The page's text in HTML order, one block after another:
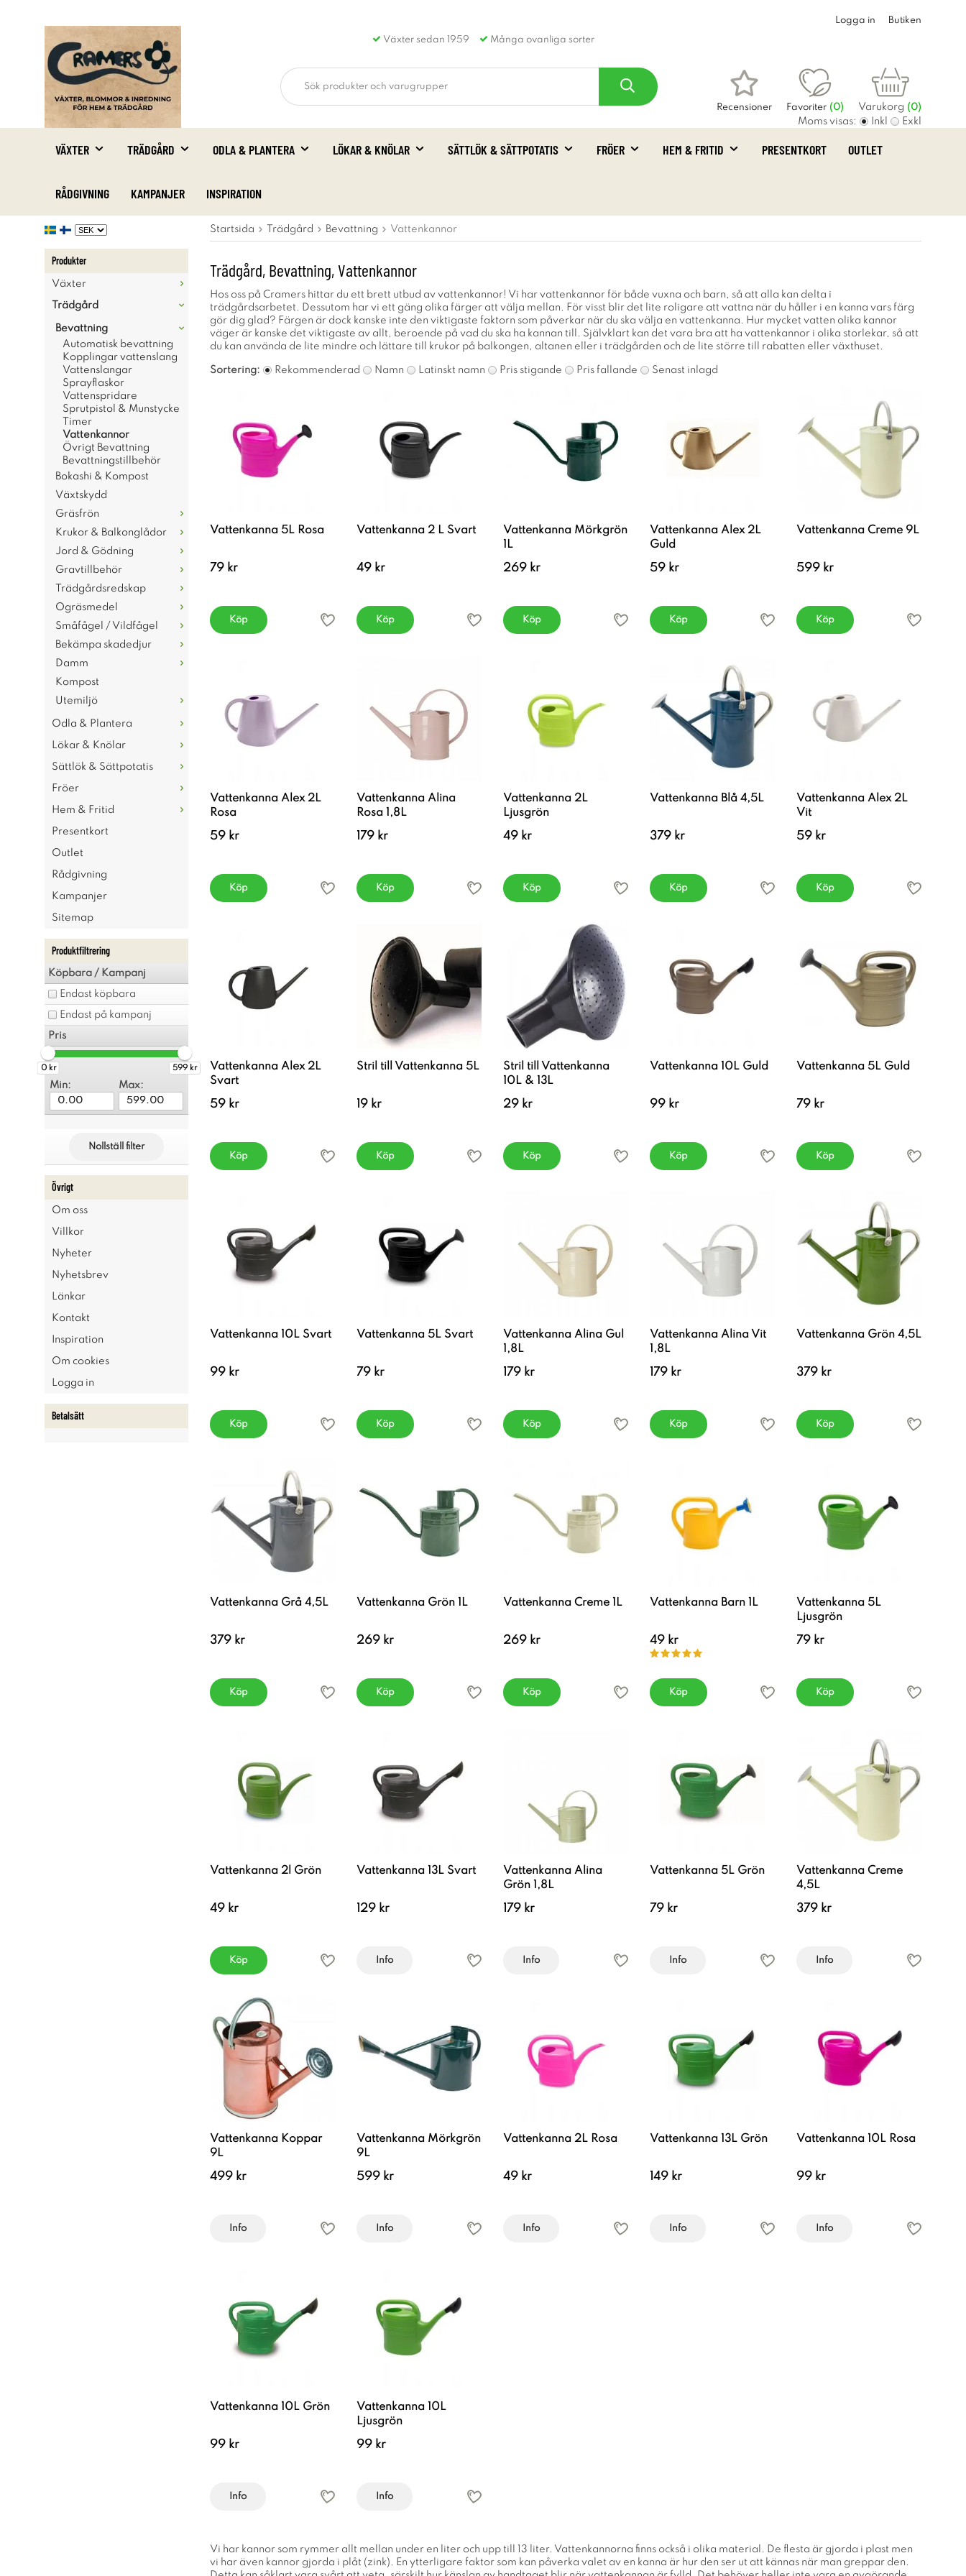
Växter sedan 1959 Många ovanliga sorter
Logga in Butiken
Recensioner Favoriter (0) Varukorg (0)
Moms visas: Inkl Exkl
VÄXTER TRÄDGÅRD ODLA & PLANTERA LÖKAR & KNÖLAR SÄTTLÖK & SÄTTPOTATIS FRÖER HEM & FRITID PRESENTKORT OUTLET
RÅDGIVNING KAMPANJER INSPIRATION
Produkter
Växter
Trädgård
Bevattning
Automatisk bevattning
Kopplingar vattenslang
Vattenslangar
Sprayflaskor
Vattenspridare
Sprutpistol & Munstycke
Timer
Vattenkannor
Övrigt Bevattning
Bevattningstillbehör
Bokashi & Kompost
Växtskydd
Gräsfrön
Krukor & Balkonglådor
Jord & Gödning
Gravtillbehör
Trädgårdsredskap
Ogräsmedel
Småfågel / Vildfågel
Bekämpa skadedjur
Damm
Kompost
Utemiljö
Odla & Plantera
Lökar & Knölar
Sättlök & Sättpotatis
Fröer
Hem & Fritid
Presentkort
Outlet
Rådgivning
Kampanjer
Sitemap
Produktfiltrering
Köpbara / Kampanj
Endast köpbara
Endast på kampanj
Pris
0 kr 599 kr
Min: Max:
Nollställ filter
Övrigt
Om oss
Villkor
Nyheter
Nyhetsbrev
Länkar
Kontakt
Inspiration
Om cookies
Logga in
Betalsätt
Startsida Trädgård Bevattning Vattenkannor
Trädgård, Bevattning, Vattenkannor
Hos oss på Cramers hittar du ett brett utbud av vattenkannor! Vi har vattenkannor för både vuxna och barn, så att alla kan delta i
trädgårdsarbetet. Dessutom har vi ett gäng olika färger att välja mellan. För visst blir det lite roligare att vattna när du håller i en kanna vars färg
gör dig glad? Färgen är dock kanske inte den viktigaste faktorn som påverkar när du ska välja en vattenkanna. Hur mycket vatten olika kannor
väger är kanske det viktigaste av allt, beroende på vad du ska ha kannan till. Självklart kan det vara bra att ha vattenkannor i olika storlekar, så att
du kan använda de lite mindre och lättare till krukor på balkongen, altanen eller i trädgården och de lite större till rabatten eller växthuset.
Sortering: Rekommenderad Namn Latinskt namn Pris stigande Pris fallande Senast inlagd
Vattenkanna 5L Rosa
79 kr
Köp
Vattenkanna 2 L Svart
49 kr
Köp
Vattenkanna Mörkgrön
1L
269 kr
Köp
Vattenkanna Alex 2L
Guld
59 kr
Köp
Vattenkanna Creme 9L
599 kr
Köp
Vattenkanna Alex 2L
Rosa
59 kr
Köp
Vattenkanna Alina
Rosa 1,8L
179 kr
Köp
Vattenkanna 2L
Ljusgrön
49 kr
Köp
Vattenkanna Blå 4,5L
379 kr
Köp
Vattenkanna Alex 2L
Vit
59 kr
Köp
Vattenkanna Alex 2L
Svart
59 kr
Köp
Stril till Vattenkanna 5L
19 kr
Köp
Stril till Vattenkanna
10L & 13L
29 kr
Köp
Vattenkanna 10L Guld
99 kr
Köp
Vattenkanna 5L Guld
79 kr
Köp
Vattenkanna 10L Svart
99 kr
Köp
Vattenkanna 5L Svart
79 kr
Köp
Vattenkanna Alina Gul
1,8L
179 kr
Köp
Vattenkanna Alina Vit
1,8L
179 kr
Köp
Vattenkanna Grön 4,5L
379 kr
Köp
Vattenkanna Grå 4,5L
379 kr
Köp
Vattenkanna Grön 1L
269 kr
Köp
Vattenkanna Creme 1L
269 kr
Köp
Vattenkanna Barn 1L
49 kr
Köp
Vattenkanna 5L
Ljusgrön
79 kr
Köp
Vattenkanna 2l Grön
49 kr
Köp
Vattenkanna 13L Svart
129 kr
Info
Vattenkanna Alina
Grön 1,8L
179 kr
Info
Vattenkanna 5L Grön
79 kr
Info
Vattenkanna Creme
4,5L
379 kr
Info
Vattenkanna Koppar
9L
499 kr
Info
Vattenkanna Mörkgrön
9L
599 kr
Info
Vattenkanna 2L Rosa
49 kr
Info
Vattenkanna 13L Grön
149 kr
Info
Vattenkanna 10L Rosa
99 kr
Info
Vattenkanna 10L Grön
99 kr
Info
Vattenkanna 10L
Ljusgrön
99 kr
Info
Vi har kannor som rymmer allt mellan under en liter och upp till 13 liter. Vattenkannorna finns också i olika material. De flesta är gjorda i plast men
vi har även kannor gjorda i plåt (zink). En ytterligare faktor som kan påverka valet av en kanna är hur den ser ut att kännas när man greppar den.